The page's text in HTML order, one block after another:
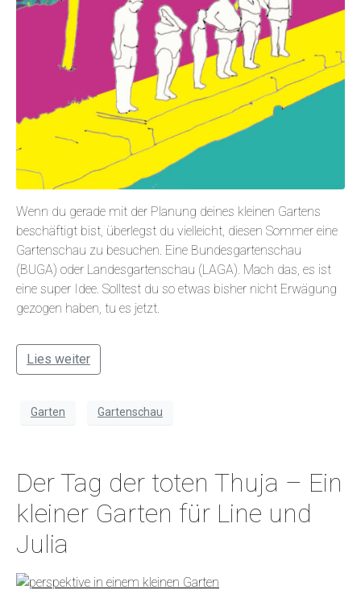
Wenn du gerade mit der Planung deines kleinen Gartens
beschäftigt bist, überlegst du vielleicht, diesen Sommer eine
Gartenschau zu besuchen. Eine Bundesgartenschau
(BUGA) oder Landesgartenschau (LAGA). Mach das, es ist
eine super Idee. Solltest du so etwas bisher nicht Erwägung
gezogen haben, tu es jetzt.
Lies weiter
Garten Gartenschau
Der Tag der toten Thuja – Ein
kleiner Garten für Line und
Julia